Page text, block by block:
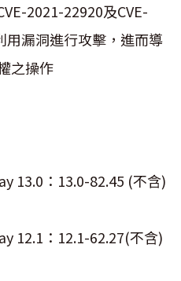
2021-22920及CVE-
漏洞進行攻擊，進而導
之操作
13.0：13.0-82.45 (不含)
12.1：12.1-62.27(不含)